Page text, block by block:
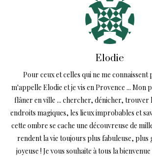
Elodie
Pour ceux et celles qui ne me connaissent
m'appelle Elodie et je vis en Provence ... Mon
flâner en ville ... chercher, dénicher, trouver
endroits magiques, les lieux improbables et
cette ombre se cache une découvreuse de
rendent la vie toujours plus fabuleuse, plus
joyeuse ! Je vous souhaite à tous la